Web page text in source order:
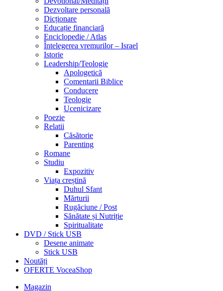
Dezvoltare personală
Dicționare
Educație financiară
Enciclopedie / Atlas
Întelegerea vremurilor – Israel
Istorie
Leadership/Teologie
Apologetică
Comentarii Biblice
Conducere
Teologie
Ucenicizare
Poezie
Relatii
Căsătorie
Parenting
Romane
Studiu
Expozitiv
Viața creștină
Duhul Sfant
Mărturii
Rugăciune / Post
Sănătate și Nutriție
Spiritualitate
DVD / Stick USB
Desene animate
Stick USB
Noutăți
OFERTE VoceaShop
Magazin